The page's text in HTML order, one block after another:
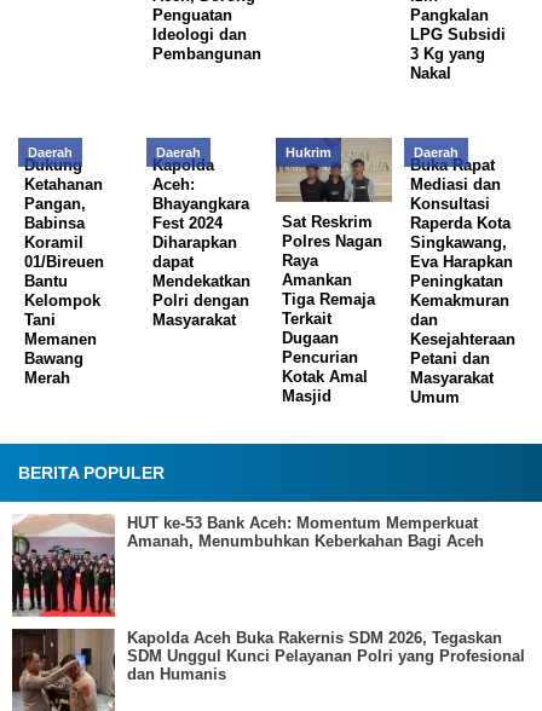
Penguatan
Ideologi dan
Pembangunan
Pangkalan
LPG Subsidi
3 Kg yang
Nakal
Daerah
Dukung
Ketahanan
Pangan,
Babinsa
Koramil
01/Bireuen
Bantu
Kelompok
Tani
Memanen
Bawang
Merah
Daerah
Kapolda
Aceh:
Bhayangkara
Fest 2024
Diharapkan
dapat
Mendekatkan
Polri dengan
Masyarakat
Hukrim
Sat Reskrim
Polres Nagan
Raya
Amankan
Tiga Remaja
Terkait
Dugaan
Pencurian
Kotak Amal
Masjid
Daerah
Buka Rapat
Mediasi dan
Konsultasi
Raperda Kota
Singkawang,
Eva Harapkan
Peningkatan
Kemakmuran
dan
Kesejahteraan
Petani dan
Masyarakat
Umum
BERITA POPULER
HUT ke-53 Bank Aceh: Momentum Memperkuat
Amanah, Menumbuhkan Keberkahan Bagi Aceh
Kapolda Aceh Buka Rakernis SDM 2026, Tegaskan
SDM Unggul Kunci Pelayanan Polri yang Profesional
dan Humanis